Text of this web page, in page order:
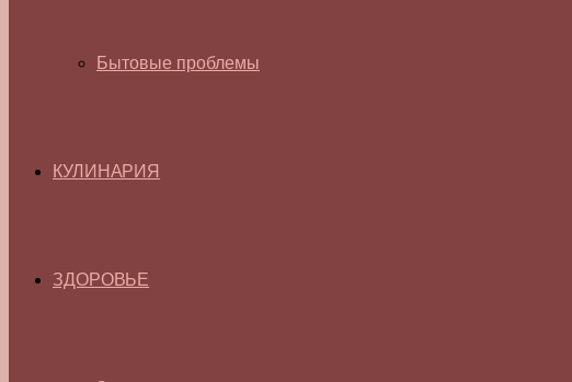
Бытовые проблемы
КУЛИНАРИЯ
ЗДОРОВЬЕ